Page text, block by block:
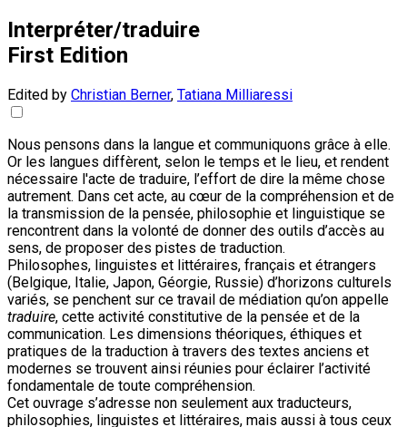
Interpréter/traduire
First Edition
Edited by Christian Berner, Tatiana Milliaressi
Nous pensons dans la langue et communiquons grâce à elle.
Or les langues diffèrent, selon le temps et le lieu, et rendent
nécessaire l'acte de traduire, l’effort de dire la même chose
autrement. Dans cet acte, au cœur de la compréhension et de
la transmission de la pensée, philosophie et linguistique se
rencontrent dans la volonté de donner des outils d’accès au
sens, de proposer des pistes de traduction.
Philosophes, linguistes et littéraires, français et étrangers
(Belgique, Italie, Japon, Géorgie, Russie) d’horizons culturels
variés, se penchent sur ce travail de médiation qu’on appelle
traduire, cette activité constitutive de la pensée et de la
communication. Les dimensions théoriques, éthiques et
pratiques de la traduction à travers des textes anciens et
modernes se trouvent ainsi réunies pour éclairer l’activité
fondamentale de toute compréhension.
Cet ouvrage s’adresse non seulement aux traducteurs,
philosophies, linguistes et littéraires, mais aussi à tous ceux